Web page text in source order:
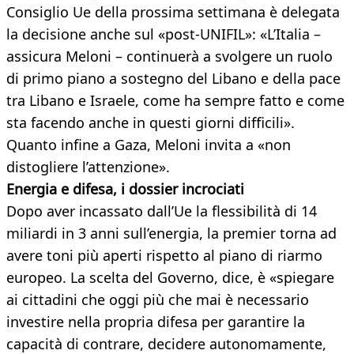
Consiglio Ue della prossima settimana è delegata
la decisione anche sul «post-UNIFIL»: «L’Italia –
assicura Meloni – continuerà a svolgere un ruolo
di primo piano a sostegno del Libano e della pace
tra Libano e Israele, come ha sempre fatto e come
sta facendo anche in questi giorni difficili».
Quanto infine a Gaza, Meloni invita a «non
distogliere l’attenzione».
Energia e difesa, i dossier incrociati
Dopo aver incassato dall’Ue la flessibilità di 14
miliardi in 3 anni sull’energia, la premier torna ad
avere toni più aperti rispetto al piano di riarmo
europeo. La scelta del Governo, dice, è «spiegare
ai cittadini che oggi più che mai è necessario
investire nella propria difesa per garantire la
capacità di contrare, decidere autonomamente,